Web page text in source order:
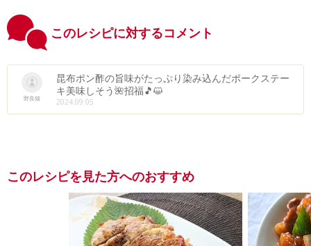
このレシピに対するコメント
野良猫
昆布ポン酢の旨味がたっぷり染み込んだポークステー
キ美味しそう🌺招福🎵😺
2024.09.05
このレシピを見た方へのおすすめ